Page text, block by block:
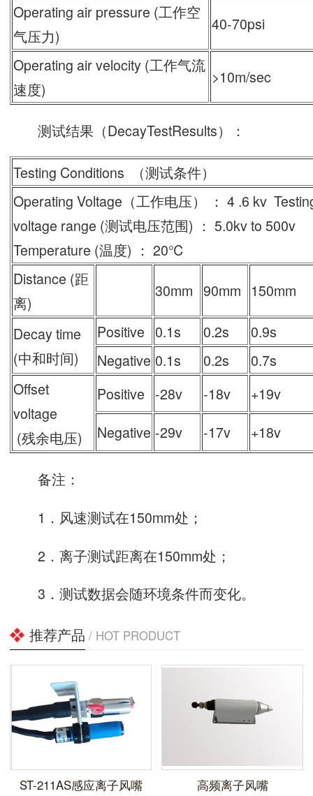
Operating air pressure (工作空
气压力)
40-70psi
Operating air velocity (工作气流
速度)
>10m/sec
测试结果（DecayTestResults）：
Testing Conditions （测试条件）
Operating Voltage（工作电压） ： 4 .6 kv
voltage range (测试电压范围) ： 5.0kv to 500v
Temperature (温度) ： 20℃
Distance (距
离)
30mm 90mm 150mm
Decay time
(中和时间)
Positive 0.1s 0.2s
0.9s
Negative 0.1s 0.2s
0.7s
Offset
voltage
(残余电压)
Positive -28v -18v
+19v
Negative -29v -17v +18v
备注：
1．风速测试在150mm处；
2．离子测试距离在150mm处；
3．测试数据会随环境条件而变化。
推荐产品 / HOT PRODUCT
ST-211AS感应离子风嘴 高频离子风嘴